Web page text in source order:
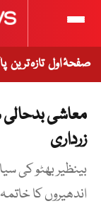
صفحۂ اول تازہ ترین
معاشی
زرداری
بینظیر بھٹو
اندھیروں کا